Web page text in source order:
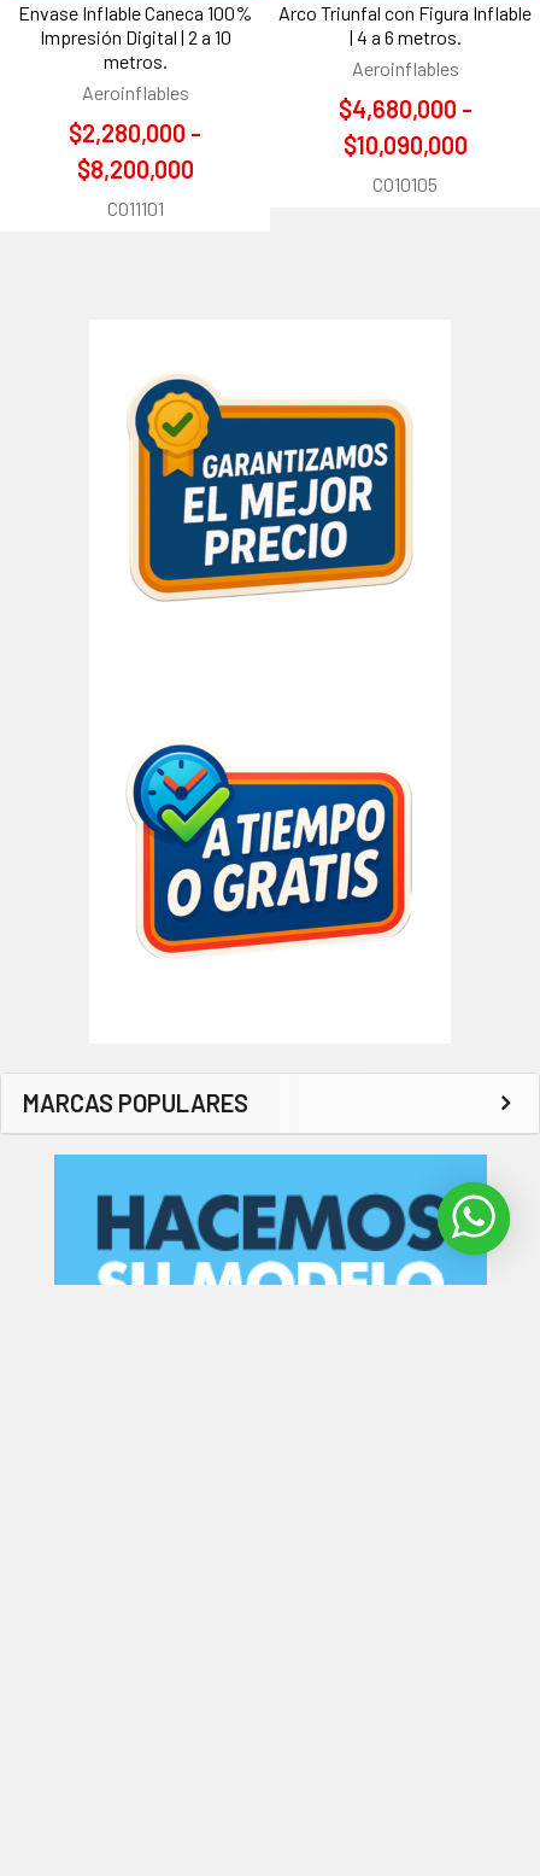
MARCAS POPULARES
Envase Inflable Caneca 100%
Impresión Digital | 2 a 10
metros.
Aeroinflables
$2,280,000 -
$8,200,000
CO11101
Arco Triunfal con Figura Inflable
| 4 a 6 metros.
Aeroinflables
$4,680,000 -
$10,090,000
CO10105